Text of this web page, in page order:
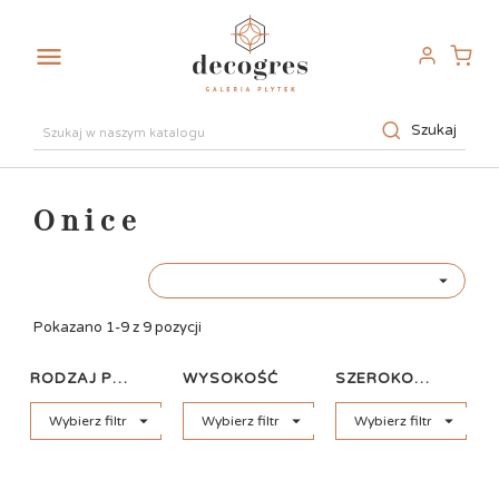

Szukaj
Onice

Pokazano 1-9 z 9 pozycji
RODZAJ PŁYTKI
Wybierz filtr 
WYSOKOŚĆ
Wybierz filtr 
SZEROKOŚĆ
Wybierz filtr 